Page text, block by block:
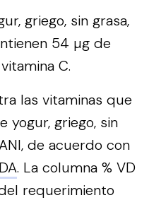
griego, sin grasa,
54 µg de
C.
las vitaminas que
yogur, griego, sin
de acuerdo con
. La columna % VD
requerimiento